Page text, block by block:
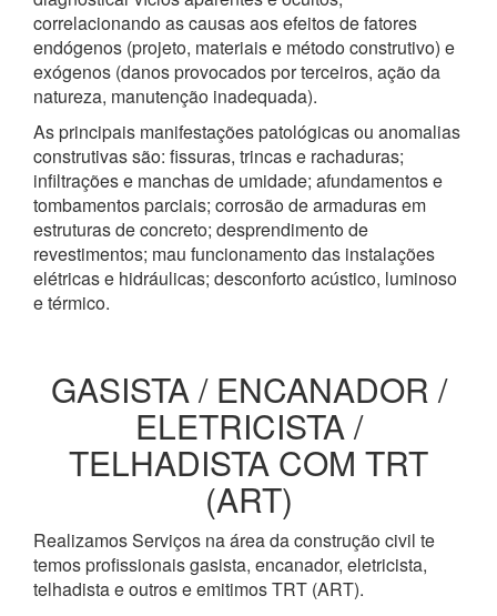
correlacionando as causas aos efeitos de fatores
endógenos (projeto, materiais e método construtivo) e
exógenos (danos provocados por terceiros, ação da
natureza, manutenção inadequada).
As principais manifestações patológicas ou anomalias
construtivas são: fissuras, trincas e rachaduras;
infiltrações e manchas de umidade; afundamentos e
tombamentos parciais; corrosão de armaduras em
estruturas de concreto; desprendimento de
revestimentos; mau funcionamento das instalações
elétricas e hidráulicas; desconforto acústico, luminoso
e térmico.
GASISTA / ENCANADOR /
ELETRICISTA /
TELHADISTA COM TRT
(ART)
Realizamos Serviços na área da construção civil te
temos profissionais gasista, encanador, eletricista,
telhadista e outros e emitimos TRT (ART).